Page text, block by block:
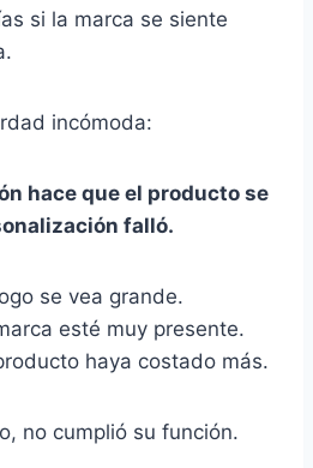
si la marca se siente
incómoda:
hace que el producto se
falló.
se vea grande.
esté muy presente.
haya costado más.
no cumplió su función.